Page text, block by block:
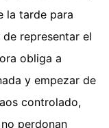
la tarde para
representar el
obliga a
y empezar de
controlado,
perdonan